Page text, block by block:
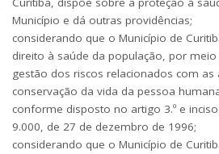
Município e dá outras providências;
considerando que o Município de
direito à saúde da população, por meio
gestão dos riscos relacionados com as
conservação da vida da pessoa
conforme disposto no artigo 3.º e inciso
9.000, de 27 de dezembro de 1996;
considerando que o Município de